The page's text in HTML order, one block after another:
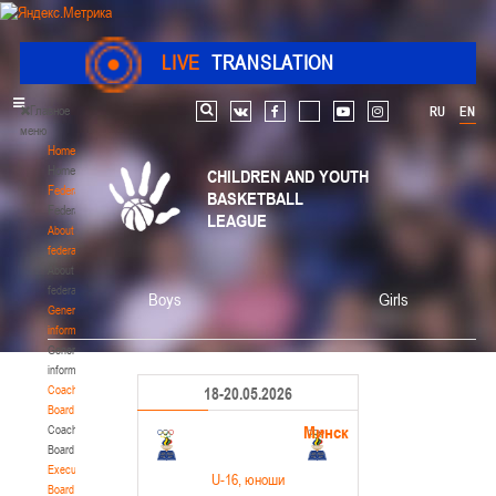
LIVE TRANSLATION
Главное
меню
Home
Home
Federation
Federation
About
federation
About
federation
General
information
General
information
Coaching
Board
Coaching
Board
Executive
Board
RU EN
Search vk facebook youtube instagram
CHILDREN AND YOUTH
BASKETBALL
LEAGUE
Boys Girls
18-20.05.2026
Минск
U-16 , юноши